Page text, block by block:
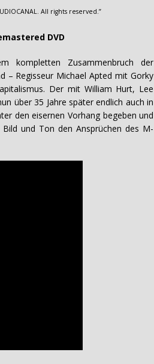
All rights reserved.”
DVD
kompletten Zusammenbruch der
– Regisseur Michael Apted mit Gorky
Der mit William Hurt, Lee
über 35 Jahre später endlich auch in
den eisernen Vorhang begeben und
und Ton den Ansprüchen des M-